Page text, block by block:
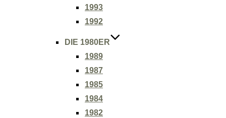
1993
1992
DIE 1980ER
1989
1987
1985
1984
1982